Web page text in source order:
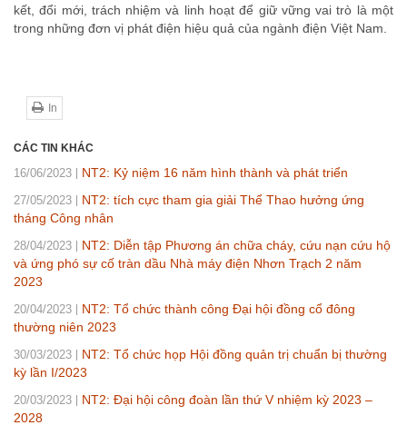
kết, đổi mới, trách nhiệm và linh hoạt để giữ vững vai trò là một
trong những đơn vị phát điện hiệu quả của ngành điện Việt Nam.
In
CÁC TIN KHÁC
16/06/2023 NT2: Kỷ niệm 16 năm hình thành và phát triển
27/05/2023
NT2: tích cực tham gia giải Thể Thao hưởng ứng
tháng Công nhân
28/04/2023
NT2: Diễn tập Phương án chữa cháy, cứu nạn cứu hộ
và ứng phó sự cố tràn dầu Nhà máy điện Nhơn Trạch 2 năm
2023
20/04/2023
NT2: Tổ chức thành công Đại hội đồng cổ đông
thường niên 2023
30/03/2023
NT2: Tổ chức họp Hội đồng quản trị chuẩn bị thường
kỳ lần I/2023
20/03/2023
NT2: Đại hội công đoàn lần thứ V nhiệm kỳ 2023 –
2028